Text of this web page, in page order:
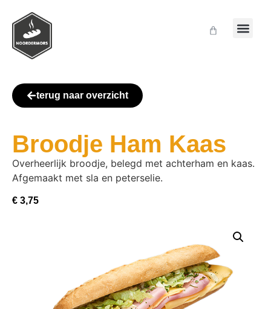
terug naar overzicht
Broodje Ham Kaas
Overheerlijk broodje, belegd met achterham en kaas.
Afgemaakt met sla en peterselie.
€ 3,75